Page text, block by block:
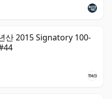
산 2015 Signatory 100-